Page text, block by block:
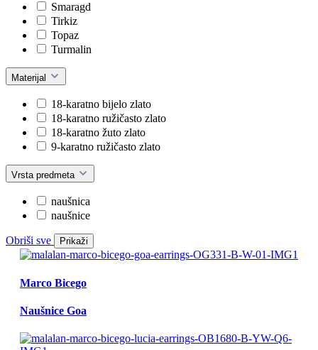
Smaragd
Tirkiz
Topaz
Turmalin
Materijal
18-karatno bijelo zlato
18-karatno ružičasto zlato
18-karatno žuto zlato
9-karatno ružičasto zlato
Vrsta predmeta
naušnica
naušnice
Obriši sve Prikaži
Marco Bicego
Naušnice Goa